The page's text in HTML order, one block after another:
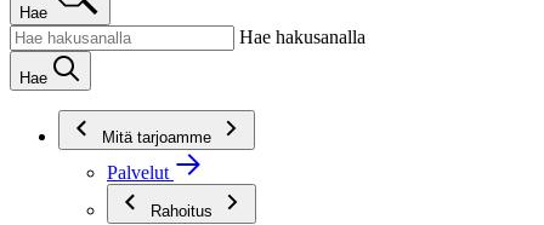
Hae
Hae hakusanalla
Hae
Mitä tarjoamme
Palvelut
Rahoitus